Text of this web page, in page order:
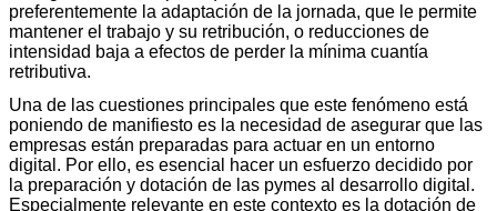
preferentemente la adaptación de la jornada, que le permite
mantener el trabajo y su retribución, o reducciones de
intensidad baja a efectos de perder la mínima cuantía
retributiva.
Una de las cuestiones principales que este fenómeno está
poniendo de manifiesto es la necesidad de asegurar que las
empresas están preparadas para actuar en un entorno
digital. Por ello, es esencial hacer un esfuerzo decidido por
la preparación y dotación de las pymes al desarrollo digital.
Especialmente relevante en este contexto es la dotación de